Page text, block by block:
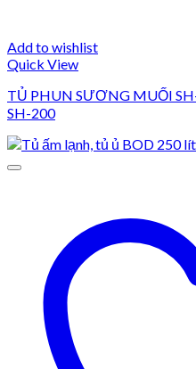
Add to wishlist
Quick View
TỦ PHUN SƯƠNG MUỐI
SH-200